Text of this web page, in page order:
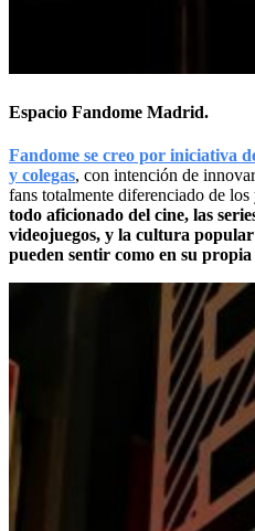
Espacio Fandome Madrid.
Fandome se creo por iniciativa
y colegas, con intención de
fans totalmente diferenciado de los
todo aficionado del cine, las
videojuegos, y la cultura popular
pueden sentir como en su propia